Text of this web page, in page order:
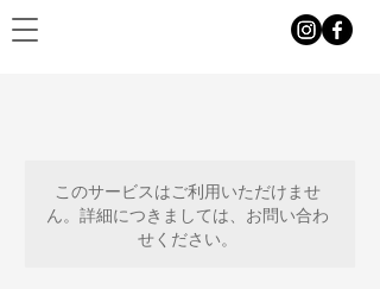
このサービスはご利用いただけませ
ん。詳細につきましては、お問い合わ
せください。